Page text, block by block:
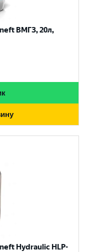
ВМГЗ, 20л,
Hydraulic HLP-